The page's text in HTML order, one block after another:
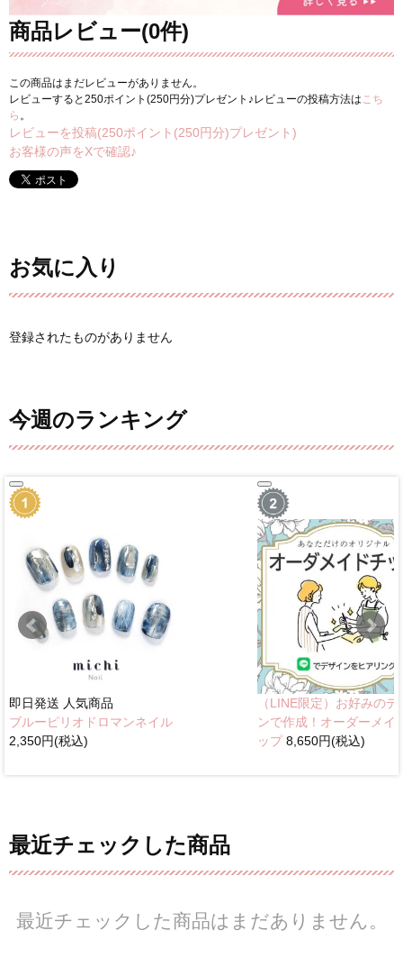
商品レビュー(0件)
この商品はまだレビューがありません。
レビューすると250ポイント(250円分)プレゼント♪レビューの投稿方法は こち
ら 。
レビューを投稿(250ポイント(250円分)プレゼント)
お客様の声をXで確認♪
お気に入り
登録されたものがありません
今週のランキング
即日発送 人気商品
ブルーピリオドロマンネイル
2,350円(税込)
（LINE限定）お好みのデ
ンで作成！オーダーメイ
ップ8,650円(税込)
最近チェックした商品
最近チェックした商品はまだありません。